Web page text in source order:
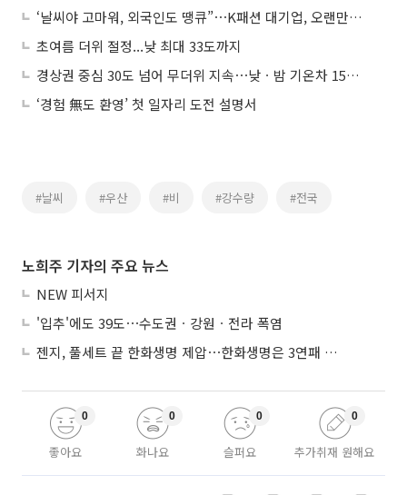
‘날씨야 고마워, 외국인도 땡큐”⋯K패션 대기업, 오랜만에 실적 ‘기지개’
초여름 더위 절정...낮 최대 33도까지
경상권 중심 30도 넘어 무더위 지속⋯낮ㆍ밤 기온차 15도 안팎
‘경험 無도 환영’ 첫 일자리 도전 설명서
#날씨 #우산 #비 #강수량 #전국
노희주 기자의 주요 뉴스
NEW 피서지
'입추'에도 39도⋯수도권ㆍ강원ㆍ전라 폭염
젠지, 풀세트 끝 한화생명 제압⋯한화생명은 3연패 수렁
좋아요
0
화나요
0
슬퍼요
0
추가취재 원해요
0